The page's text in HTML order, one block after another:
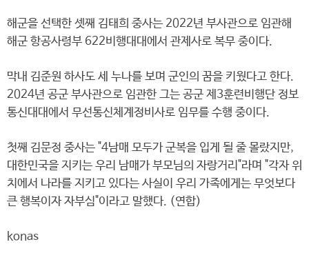
해군을 선택한 셋째 김태희 중사는 2022년 부사관으로 임관해
해군 항공사령부 622비행대대에서 관제사로 복무 중이다.
막내 김준원 하사도 세 누나를 보며 군인의 꿈을 키웠다고 한다.
2024년 공군 부사관으로 임관한 그는 공군 제3훈련비행단 정보
통신대대에서 무선통신체계정비사로 임무를 수행 중이다.
첫째 김문정 중사는 "4남매 모두가 군복을 입게 될 줄 몰랐지만,
대한민국을 지키는 우리 남매가 부모님의 자랑거리"라며 "각자 위
치에서 나라를 지키고 있다는 사실이 우리 가족에게는 무엇보다
큰 행복이자 자부심"이라고 말했다. (연합)
konas